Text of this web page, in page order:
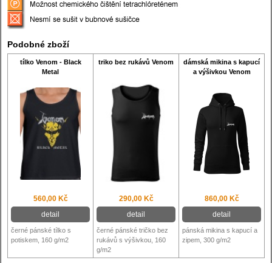
Podobné zboží
tílko Venom - Black
Metal
triko bez rukávů Venom
dámská mikina s kapucí
a výšivkou Venom
560,00 Kč
detail
290,00 Kč
detail
860,00 Kč
detail
černé pánské tílko s
potiskem, 160 g/m2
černé pánské tričko bez
rukávů s výšivkou, 160
g/m2
pánská mikina s kapucí a
zipem, 300 g/m2